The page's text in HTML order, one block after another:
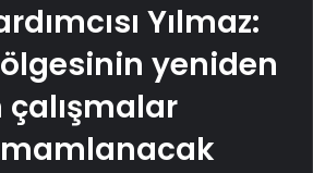
Yılmaz:
yeniden
çalışmalar